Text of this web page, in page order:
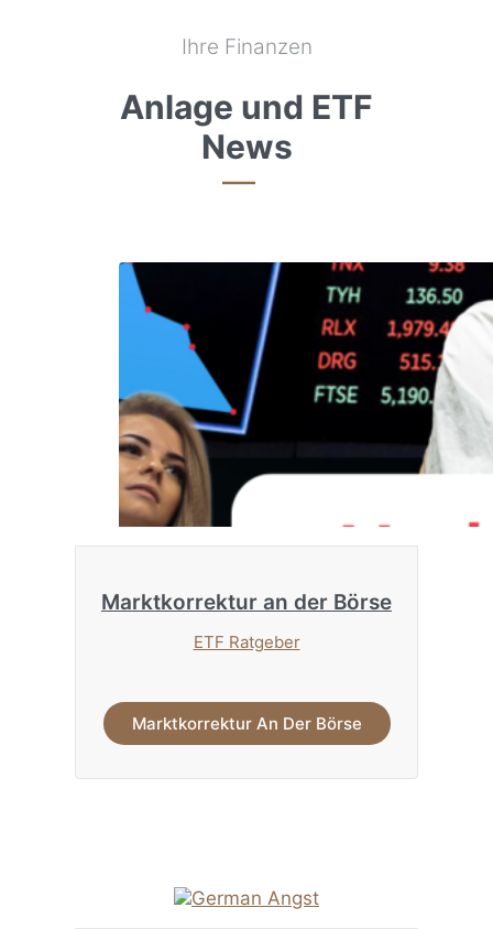
Ihre Finanzen
Anlage und ETF
News
Marktkorrektur an der Börse
ETF Ratgeber
Marktkorrektur An Der Börse